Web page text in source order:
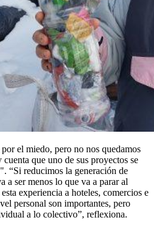
el miedo, pero no nos quedamos
que uno de sus proyectos se
“Si reducimos la generación de
a ser menos lo que va a parar al
experiencia a hoteles, comercios e
personal son importantes, pero
a lo colectivo”, reflexiona.